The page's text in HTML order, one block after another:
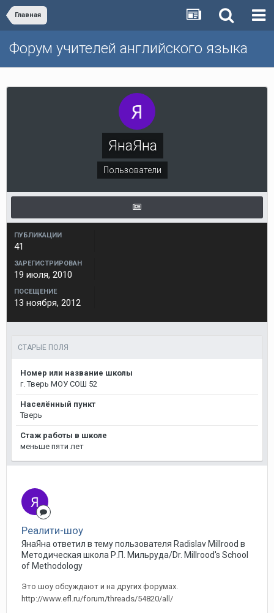
Главная
Форум учителей английского языка
ЯнаЯна
Пользователи
ПУБЛИКАЦИИ
41
ЗАРЕГИСТРИРОВАН
19 июля, 2010
ПОСЕЩЕНИЕ
13 ноября, 2012
СТАРЫЕ ПОЛЯ
Номер или название школы
г. Тверь МОУ СОШ 52
Населённый пункт
Тверь
Стаж работы в школе
меньше пяти лет
Реалити-шоу
ЯнаЯна ответил в тему пользователя Radislav Millrood в
Методическая школа Р.П. Мильруда/Dr. Millrood's School
of Methodology
Это шоу обсуждают и на других форумах.
http://www.efl.ru/forum/threads/54820/all/